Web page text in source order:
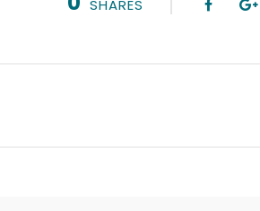
SHARES